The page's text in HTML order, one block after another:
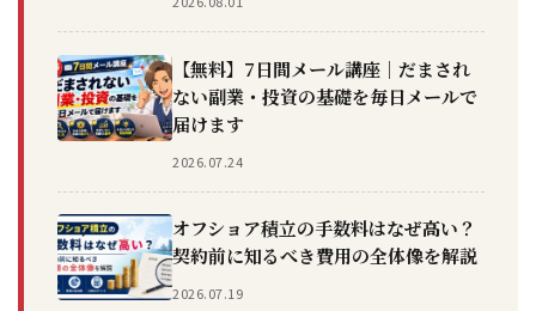
【無料】7日間メール講座｜だまされ
ない副業・投資の基礎を毎日メールで
届けます
2026.07.24
オフショア積立の手数料はなぜ高い？
契約前に知るべき費用の全体像を解説
2026.07.19